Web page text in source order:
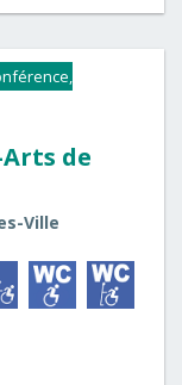
Arts de
Ville